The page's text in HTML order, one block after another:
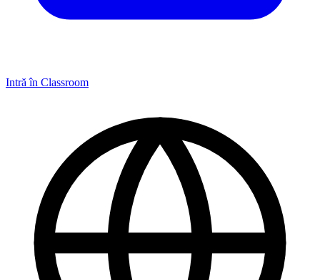
Intră în Classroom